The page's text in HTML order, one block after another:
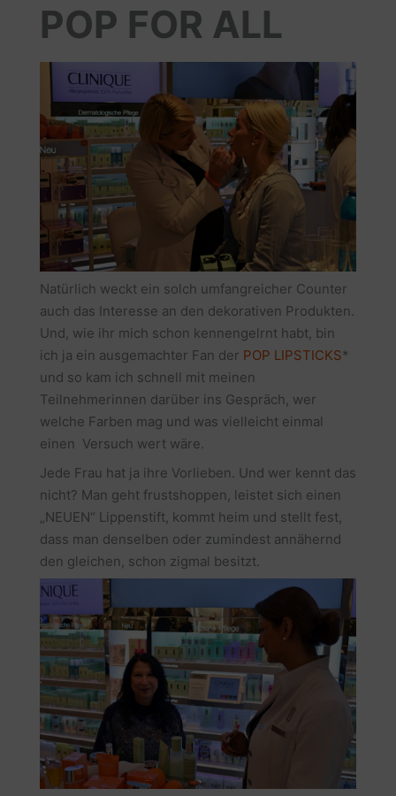
POP FOR ALL
Natürlich weckt ein solch umfangreicher Counter
auch das Interesse an den dekorativen Produkten.
Und, wie ihr mich schon kennengelrnt habt, bin
ich ja ein ausgemachter Fan der POP LIPSTICKS*
und so kam ich schnell mit meinen
Teilnehmerinnen darüber ins Gespräch, wer
welche Farben mag und was vielleicht einmal
einen Versuch wert wäre.
Jede Frau hat ja ihre Vorlieben. Und wer kennt das
nicht? Man geht frustshoppen, leistet sich einen
„NEUEN“ Lippenstift, kommt heim und stellt fest,
dass man denselben oder zumindest annähernd
den gleichen, schon zigmal besitzt.